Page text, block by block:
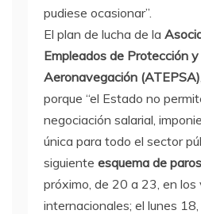
pudiese ocasionar”.
El plan de lucha de la
Empleados de Protección
Aeronavegación (ATEPSA)
porque “el Estado no
negociación salarial,
única para todo el sector
siguiente esquema de
próximo, de 20 a 23, en los
internacionales; el lunes